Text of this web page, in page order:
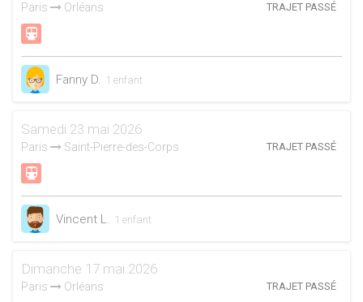
Paris Orléans TRAJET PASSÉ
Fanny D. 1 enfant
Samedi 23 mai 2026
Paris Saint-Pierre-des-Corps TRAJET PASSÉ
Vincent L. 1 enfant
Dimanche 17 mai 2026
Paris Orléans TRAJET PASSÉ